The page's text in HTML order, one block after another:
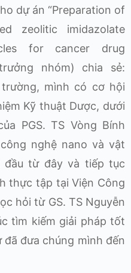
dự án “Preparation of
zeolitic imidazolate
for cancer drug
nhóm) chia sẻ:
mình có cơ hội
Kỹ thuật Dược, dưới
PGS. TS Vòng Bính
nghệ nano và vật
đầu từ đây và tiếp tục
thực tập tại Viện Công
hỏi từ GS. TS Nguyễn
tìm kiếm giải pháp tốt
đưa chúng mình đến